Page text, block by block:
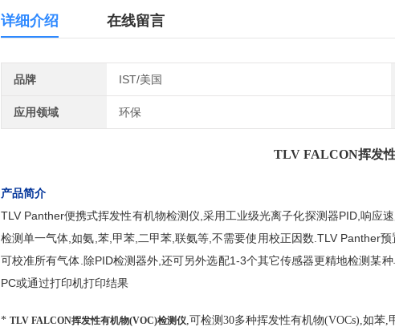
详细介绍 在线留言
品牌 IST/美国
应用领域 环保
TLV FALCON挥发
产品简介
TLV Panther便携式挥发性有机物检测仪,采用工业级光离子化探测器PID,响应
检测单一气体,如氨,苯,甲苯,二甲苯,联氨等,不需要使用校正因数.TLV Panther
可校准所有气体.除PID检测器外,还可另外选配1-3个其它传感器更精地检测某
PC或通过打印机打印结果
* TLV FALCON挥发性有机物(VOC)检测仪,可检测30多种挥发性有机物(VOCs),如苯,